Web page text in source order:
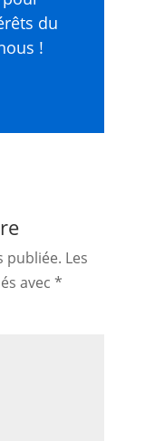
du
!
publiée. Les
avec *